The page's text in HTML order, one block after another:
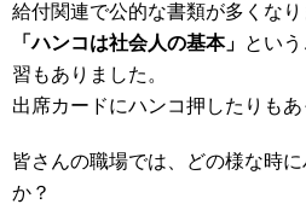
給付関連で公的な書類が多くなり
「ハンコは社会人の基本」 とい
習もありました。
出席カードにハンコ押したりもあ
皆さんの職場では、どの様な時
か？